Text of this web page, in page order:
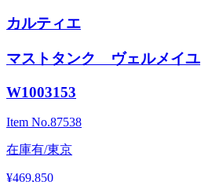
カルティエ
マストタンク ヴェルメイユ
W1003153
Item No.87538
在庫有/東京
¥469,850